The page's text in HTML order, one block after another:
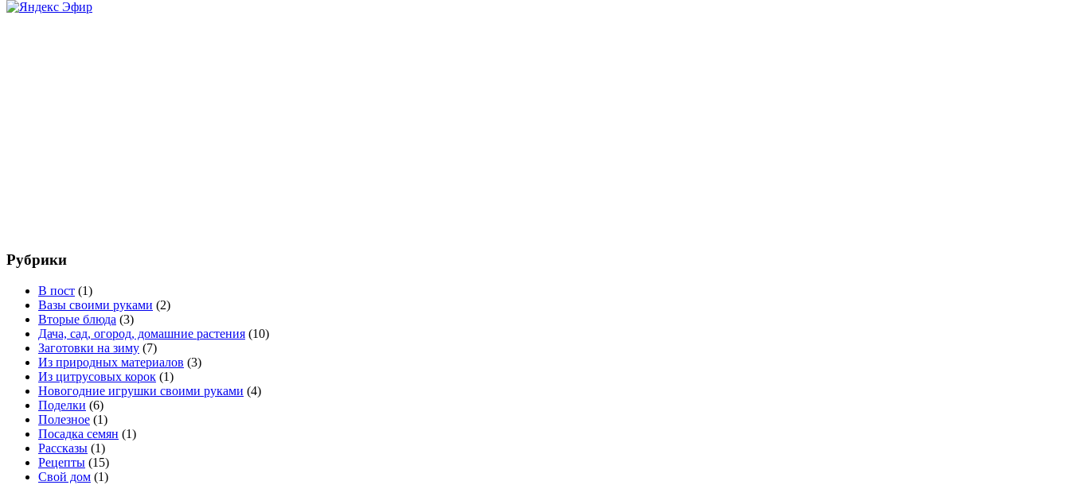
Рубрики
В пост (1)
Вазы своими руками (2)
Вторые блюда (3)
Дача, сад, огород, домашние растения (10)
Заготовки на зиму (7)
Из природных материалов (3)
Из цитрусовых корок (1)
Новогодние игрушки своими руками (4)
Поделки (6)
Полезное (1)
Посадка семян (1)
Рассказы (1)
Рецепты (15)
Свой дом (1)